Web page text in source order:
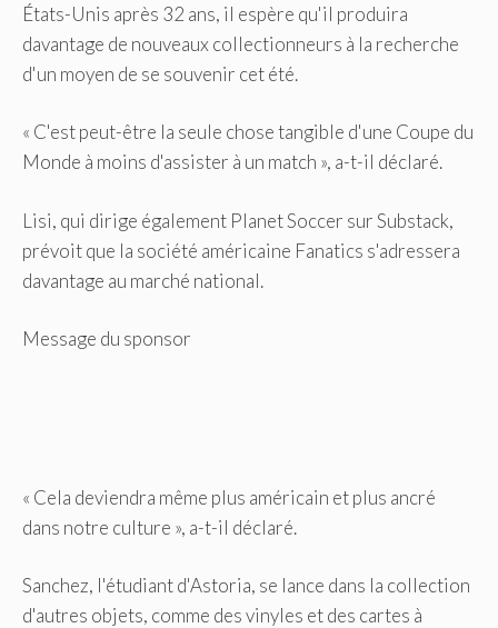
États-Unis après 32 ans, il espère qu'il produira
davantage de nouveaux collectionneurs à la recherche
d'un moyen de se souvenir cet été.
« C'est peut-être la seule chose tangible d'une Coupe du
Monde à moins d'assister à un match », a-t-il déclaré.
Lisi, qui dirige également Planet Soccer sur Substack,
prévoit que la société américaine Fanatics s'adressera
davantage au marché national.
Message du sponsor
« Cela deviendra même plus américain et plus ancré
dans notre culture », a-t-il déclaré.
Sanchez, l'étudiant d'Astoria, se lance dans la collection
d'autres objets, comme des vinyles et des cartes à